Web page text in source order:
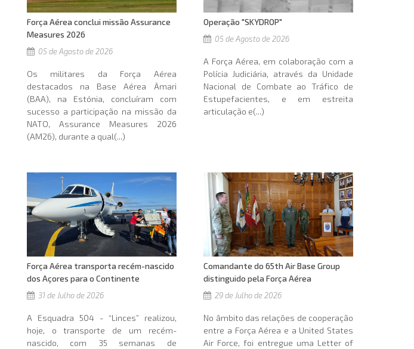
Força Aérea conclui missão Assurance
Measures 2026
05 de Agosto de 2026
Os militares da Força Aérea
destacados na Base Aérea Ämari
(BAA), na Estónia, concluíram com
sucesso a participação na missão da
NATO, Assurance Measures 2026
(AM26), durante a qual(...)
Operação "SKYDROP"
05 de Agosto de 2026
A Força Aérea, em colaboração com a
Polícia Judiciária, através da Unidade
Nacional de Combate ao Tráfico de
Estupefacientes, e em estreita
articulação e(...)
Força Aérea transporta recém-nascido
dos Açores para o Continente
31 de Julho de 2026
A Esquadra 504 - “Linces” realizou,
hoje, o transporte de um recém-
nascido, com 35 semanas de
Comandante do 65th Air Base Group
distinguido pela Força Aérea
29 de Julho de 2026
No âmbito das relações de cooperação
entre a Força Aérea e a United States
Air Force, foi entregue uma Letter of